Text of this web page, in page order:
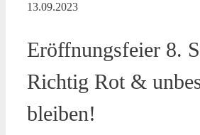
13.09.2023
Eröffnungsfeier 8.
Richtig Rot &
bleiben!